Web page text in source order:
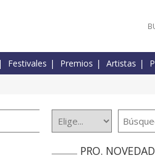
Festivales Premios Artistas
PRO.